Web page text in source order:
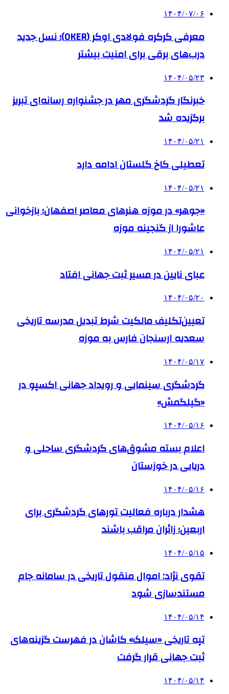
۱۴۰۴/۰۷/۰۶
معرفی کرکره فولادی اوکر (OKER)؛ نسل جدید
درب‌های برقی برای امنیت بیشتر
۱۴۰۴/۰۵/۲۳
خبرنگار گردشگری مهر در جشنواره رسانه‌ای تبریز
برگزیده شد
۱۴۰۴/۰۵/۲۱
تعطیلی کاخ گلستان ادامه دارد
۱۴۰۴/۰۵/۲۱
«جوهر» در موزه هنرهای معاصر اصفهان؛ بازخوانی
عاشورا از گنجینه موزه
۱۴۰۴/۰۵/۲۱
عبای نایین در مسیر ثبت جهانی افتاد
۱۴۰۴/۰۵/۲۰
تعیین‌تکلیف مالکیت شرط تبدیل مدرسه تاریخی
سعدیه ارسنجان فارس به موزه
۱۴۰۴/۰۵/۱۷
گردشگری سینمایی و رویداد جهانی اکسپو در
«گیلگمش»
۱۴۰۴/۰۵/۱۶
اعلام بسته مشوق‌های گردشگری ساحلی و
دریایی در خوزستان
۱۴۰۴/۰۵/۱۶
هشدار درباره فعالیت تورهای گردشگری برای
اربعین؛ زائران مراقب باشند
۱۴۰۴/۰۵/۱۵
تقوی نژاد: اموال منقول تاریخی در سامانه جام
مستندسازی شود
۱۴۰۴/۰۵/۱۴
تپه تاریخی «سیلک» کاشان در فهرست گزینه‌های
ثبت جهانی قرار گرفت
۱۴۰۴/۰۵/۱۴